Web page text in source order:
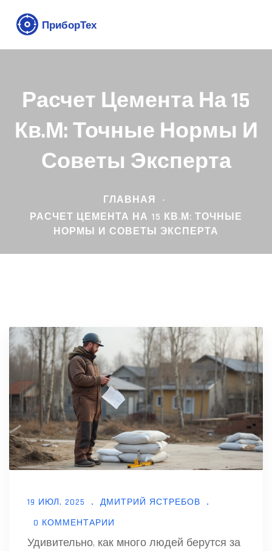
Расчет Цемента На 15
Кв.м: Точные Нормы И
Советы Эксперта
ГЛАВНАЯ
РАСЧЕТ ЦЕМЕНТА НА 15 КВ.М: ТОЧНЫЕ
НОРМЫ И СОВЕТЫ ЭКСПЕРТА
19 ИЮЛ, 2025
ДМИТРИЙ ЯСТРЕБОВ
0 КОММЕНТАРИИ
Удивительно, как много людей берутся за